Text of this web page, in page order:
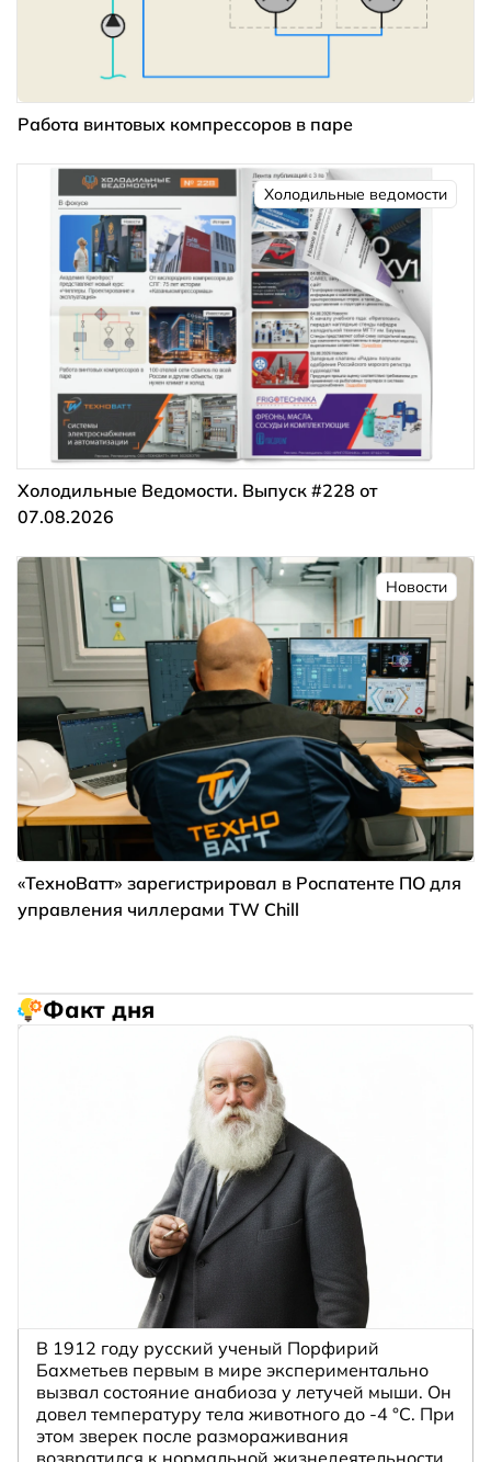
Работа винтовых компрессоров в паре
Холодильные ведомости
Холодильные Ведомости. Выпуск #228 от
07.08.2026
Новости
«ТехноВатт» зарегистрировал в Роспатенте ПО для
управления чиллерами TW Chill
Факт дня
В 1912 году русский ученый Порфирий
Бахметьев первым в мире экспериментально
вызвал состояние анабиоза у летучей мыши. Он
довел температуру тела животного до -4 °C. При
этом зверек после размораживания